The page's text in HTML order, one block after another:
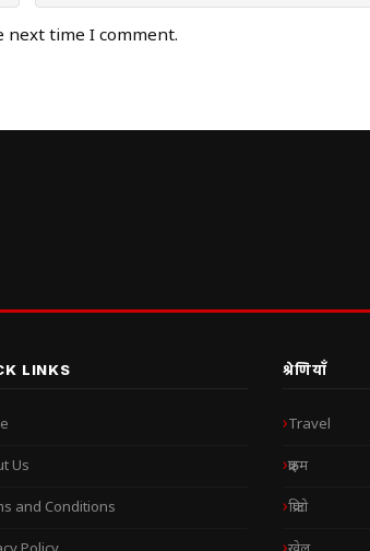
next time I comment.
LINKS
Us
and Conditions
श्रेणियाँ
Travel
क्राइम
क्रिप्टो